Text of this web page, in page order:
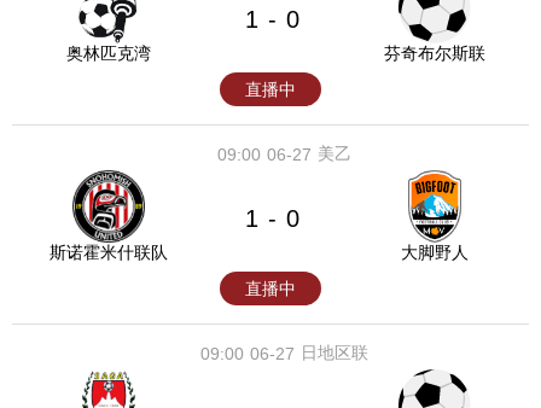
奥林匹克湾
1 - 0
芬奇布尔斯联
直播中
06-27
09:00 美乙
斯诺霍米什联队
1 - 0
大脚野人
直播中
06-27
09:00 日地区联